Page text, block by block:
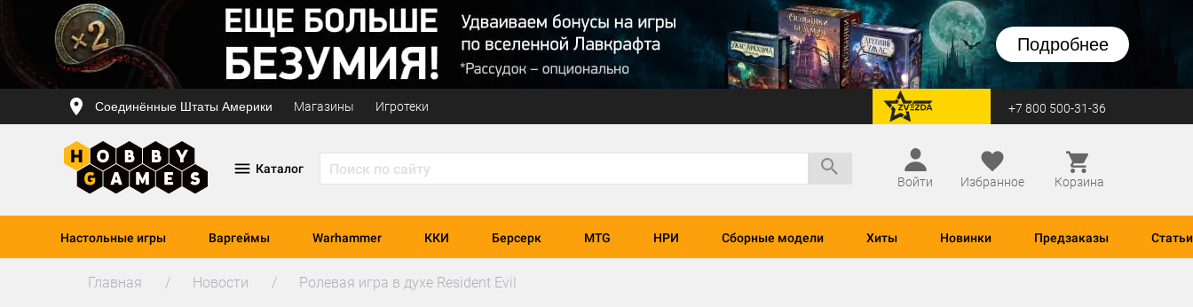
Подробнее
Соединённые Штаты Америки Магазины Игротеки перейти на Zvezda +7 800 500-31-36
Каталог
Войти
Избранное Корзина
Настольные игры Варгеймы Warhammer ККИ Берсерк MTG НРИ Сборные модели Хиты Новинки Предзаказы Статьи
Главная Новости Ролевая игра в духе Resident Evil